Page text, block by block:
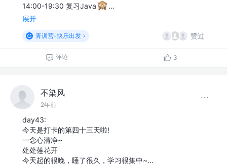
14:00-19:30 复习Java
…
展开
青训营-快乐出发 赞过
评论 3
不染风
2年前
day43:
今天是打卡的第四十三天啦!
一念心清净~
处处莲花开
今天起的很晚，睡了很久，学习很集中~…